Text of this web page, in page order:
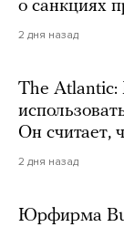
о санкциях
2 дня назад
The Atlantic:
Он считает,
2 дня назад
Юрфирма